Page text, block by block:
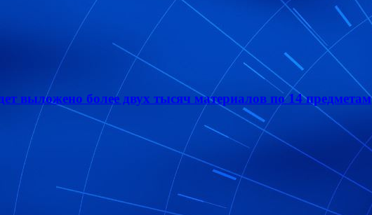
выложено более двух тысяч материалов по 14 предметам